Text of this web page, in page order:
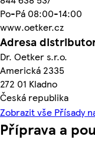
Po-Pá 08:00-14:00
www.oetker.cz
Adresa
Dr. Oetker s.r.o.
Americká 2335
272 01 Kladno
Česká republika
Zobrazit vše Přísady
Příprava a